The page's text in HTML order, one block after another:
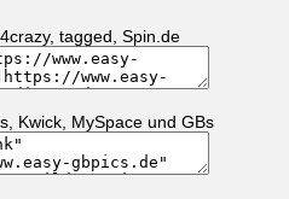
tagged, Spin.de
Kwick, MySpace und GBs